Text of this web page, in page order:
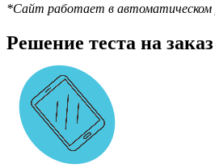
*Сайт работает в автоматическом
Решение теста на